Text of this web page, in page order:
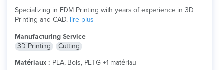
Specializing in FDM Printing with years of experience in 3D
Printing and CAD. lire plus
Manufacturing Service
3D Printing
Cutting
Matériaux : PLA, Bois, PETG +1 matériau